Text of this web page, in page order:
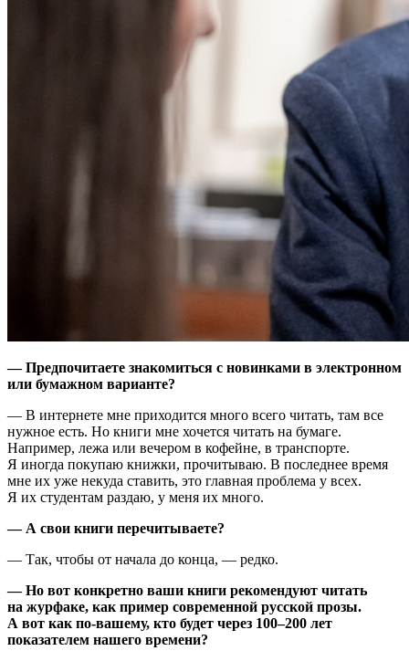
— Предпочитаете знакомиться с новинками в электронном
или бумажном варианте?
— В интернете мне приходится много всего читать, там все
нужное есть. Но книги мне хочется читать на бумаге.
Например, лежа или вечером в кофейне, в транспорте.
Я иногда покупаю книжки, прочитываю. В последнее время
мне их уже некуда ставить, это главная проблема у всех.
Я их студентам раздаю, у меня их много.
— А свои книги перечитываете?
— Так, чтобы от начала до конца, — редко.
— Но вот конкретно ваши книги рекомендуют читать
на журфаке, как пример современной русской прозы.
А вот как по-вашему, кто будет через 100–200 лет
показателем нашего времени?